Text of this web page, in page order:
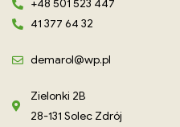
+48 501 523 447
41 377 64 32
demarol@wp.pl
Zielonki 2B
28-131 Solec Zdrój